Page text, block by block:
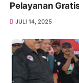
Pelayanan
JULI 14, 2025